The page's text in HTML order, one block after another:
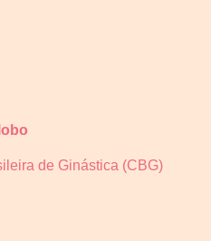
de Ginástica (CBG)